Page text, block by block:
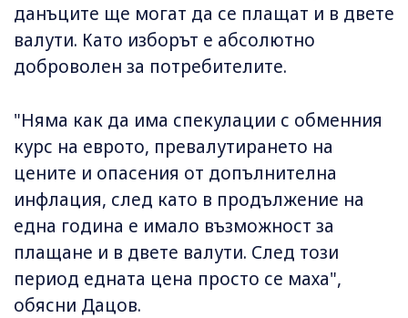
данъците ще могат да се плащат и в двете
валути. Като изборът е абсолютно
доброволен за потребителите.
"Няма как да има спекулации с обменния
курс на еврото, превалутирането на
цените и опасения от допълнителна
инфлация, след като в продължение на
една година е имало възможност за
плащане и в двете валути. След този
период едната цена просто се маха",
обясни Дацов.